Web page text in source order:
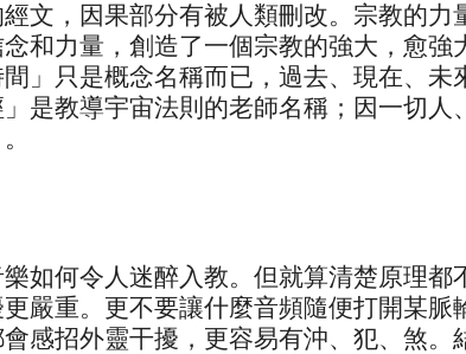
文，因果部分有被人類刪改。宗教的力
和力量，創造了一個宗教的強大，愈強
」只是概念名稱而已，過去、現在、未
是教導宇宙法則的老師名稱；因一切人
如何令人迷醉入教。但就算清楚原理都
嚴重。更不要讓什麼音頻隨便打開某脈
感招外靈干擾，更容易有沖、犯、煞。